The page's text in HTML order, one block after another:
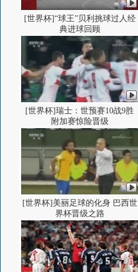
[世界杯]“球王”贝利挑球过人经
典进球回顾
[世界杯]瑞士：世预赛10战9胜
附加赛惊险晋级
[世界杯]美丽足球的化身 巴西世
界杯晋级之路